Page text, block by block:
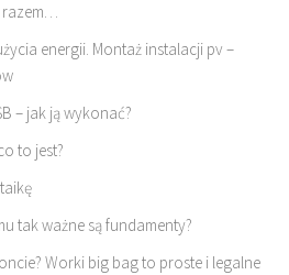
razem…
energii. Montaż instalacji pv –
– jak ją wykonać?
to jest?
tak ważne są fundamenty?
Worki big bag to proste i legalne